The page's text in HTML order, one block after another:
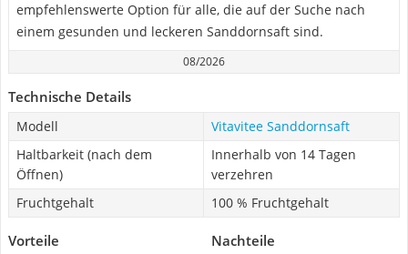
empfehlenswerte Option für alle, die auf der Suche nach
einem gesunden und leckeren Sanddornsaft sind.
08/2026
Technische Details
Modell
Vitavitee Sanddornsaft
Haltbarkeit (nach dem
Öffnen)
Innerhalb von 14 Tagen
verzehren
Fruchtgehalt
100 % Fruchtgehalt
Vorteile Nachteile